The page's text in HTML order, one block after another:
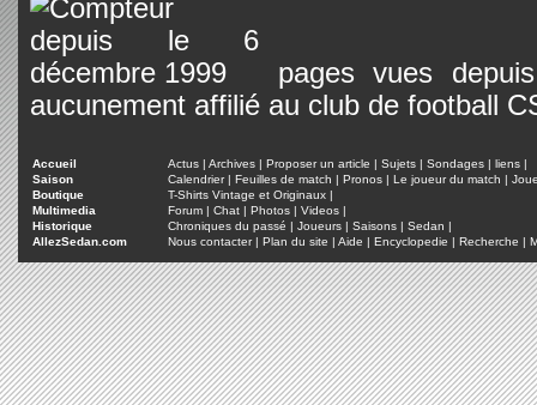
pages vues
aucunement affilié au club de football
Accueil Actus | Archives | Proposer un article | Sujets | Sondages | liens |
Saison
Calendrier| Feuilles de match | Pronos | Le joueur du match |
Boutique
T-Shirts Vintage et Originaux |
Multimedia
Forum | Chat | Photos | Videos |
Historique
Chroniques du passé | Joueurs | Saisons | Sedan |
AllezSedan.com
Nous contacter| Plan du site | Aide | Encyclopedie | Recherche |